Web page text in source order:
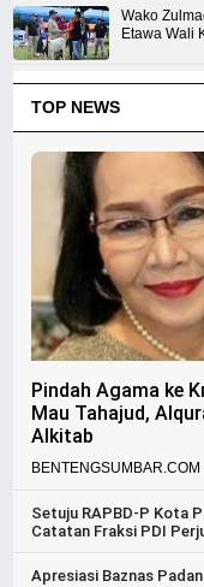
Wako
Etawa Wali
TOP NEWS
Pindah Agama ke
Mau Tahajud,
Alkitab
Setuju RAPBD-P Kota
Catatan Fraksi PDI
Apresiasi Baznas